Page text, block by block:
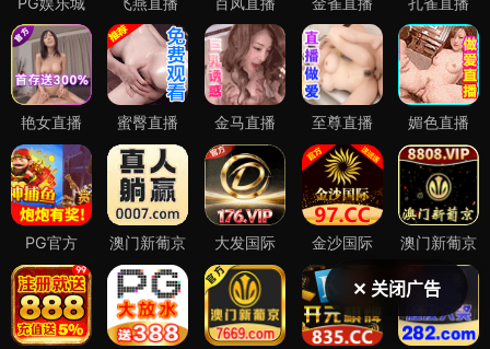
✕ 关闭广告